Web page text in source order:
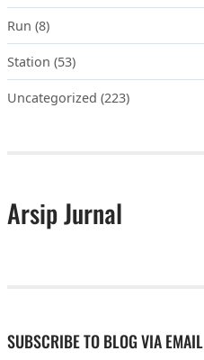
Run (8)
Station (53)
Uncategorized (223)
Arsip Jurnal
SUBSCRIBE TO BLOG VIA EMAIL